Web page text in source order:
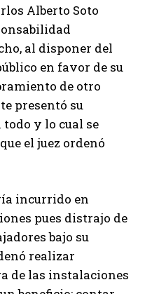
Alberto Soto
al disponer del
en favor de su
de otro
presentó su
y lo cual se
el juez ordenó
incurrido en
pues distrajo de
bajo su
realizar
de las instalaciones